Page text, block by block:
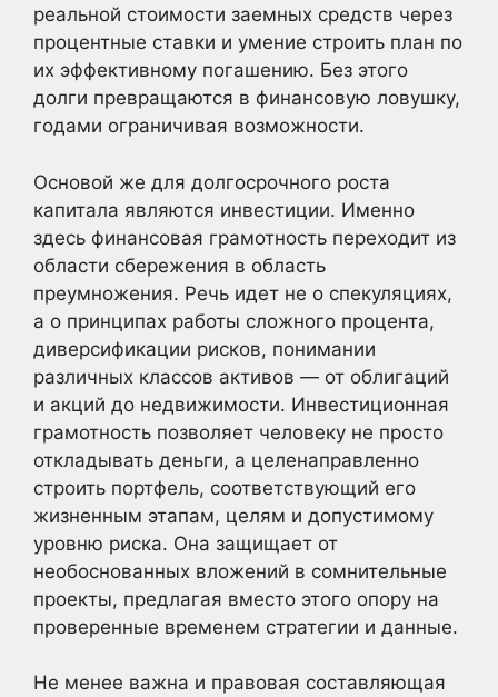
реальной стоимости заемных средств через
процентные ставки и умение строить план по
их эффективному погашению. Без этого
долги превращаются в финансовую ловушку,
годами ограничивая возможности.
Основой же для долгосрочного роста
капитала являются инвестиции. Именно
здесь финансовая грамотность переходит из
области сбережения в область
преумножения. Речь идет не о спекуляциях,
а о принципах работы сложного процента,
диверсификации рисков, понимании
различных классов активов — от облигаций
и акций до недвижимости. Инвестиционная
грамотность позволяет человеку не просто
откладывать деньги, а целенаправленно
строить портфель, соответствующий его
жизненным этапам, целям и допустимому
уровню риска. Она защищает от
необоснованных вложений в сомнительные
проекты, предлагая вместо этого опору на
проверенные временем стратегии и данные.
Не менее важна и правовая составляющая